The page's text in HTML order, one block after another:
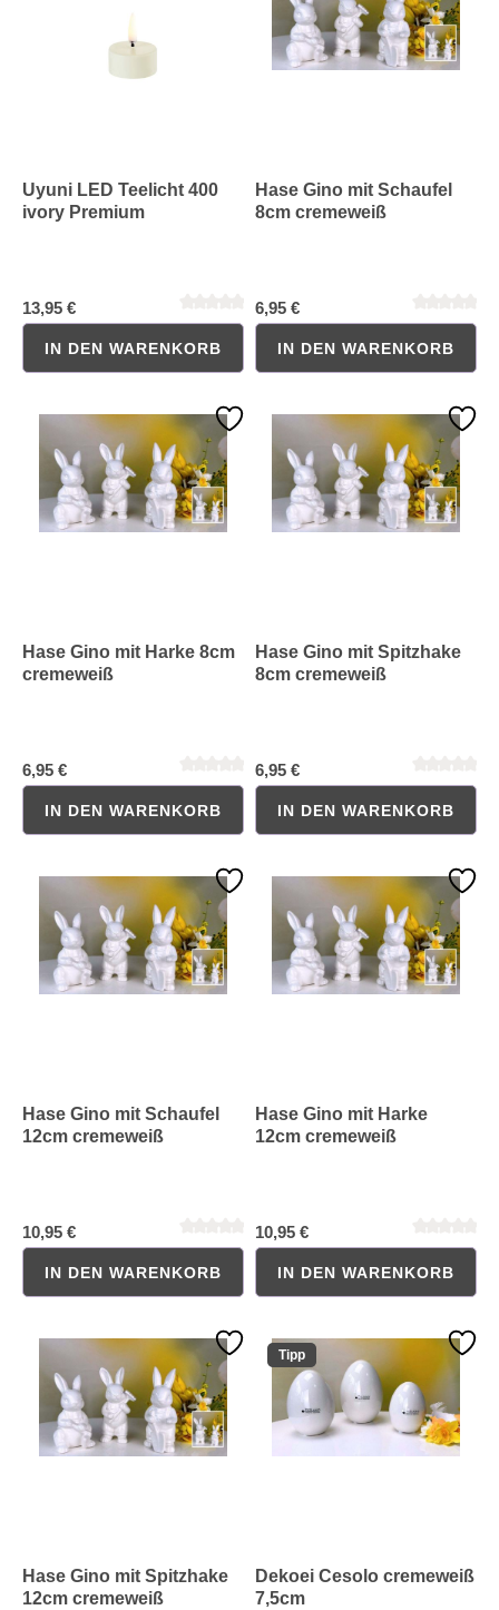
Uyuni LED Teelicht 400
ivory Premium
13,95 €
IN DEN WARENKORB
Hase Gino mit Schaufel
8cm cremeweiß
6,95 €
IN DEN WARENKORB
Hase Gino mit Harke 8cm
cremeweiß
6,95 €
IN DEN WARENKORB
Hase Gino mit Spitzhake
8cm cremeweiß
6,95 €
IN DEN WARENKORB
Hase Gino mit Schaufel
12cm cremeweiß
10,95 €
IN DEN WARENKORB
Hase Gino mit Harke
12cm cremeweiß
10,95 €
IN DEN WARENKORB
Hase Gino mit Spitzhake
12cm cremeweiß
Tipp
Dekoei Cesolo cremeweiß
7,5cm